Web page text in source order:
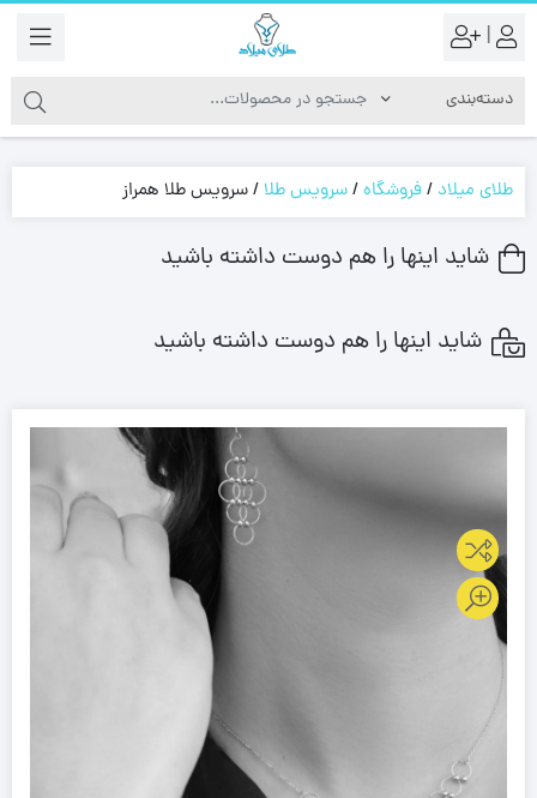
|
طلای میلاد /فروشگاه/سرویس طلا/سرویس طلا همراز
شاید اینها را هم دوست داشته باشید
شاید اینها را هم دوست داشته باشید